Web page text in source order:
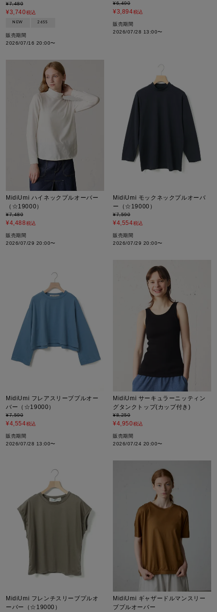
¥7,480
¥3,740税込
NEW 26SS
販売期間
2026/07/16 20:00〜
¥6,490
¥3,894税込
販売期間
2026/07/28 13:00〜
MidiUmi ハイネックプルオーバー
（☆19000）
¥7,480
¥4,488税込
販売期間
2026/07/29 20:00〜
MidiUmi モックネックプルオーバ
ー（☆19000）
¥7,590
¥4,554税込
販売期間
2026/07/29 20:00〜
MidiUmi フレアスリーブプルオー
バー（☆19000）
¥7,590
¥4,554税込
販売期間
2026/07/28 13:00〜
MidiUmi サーキュラーニッティン
グタンクトップ(カップ付き)
¥8,250
¥4,950税込
販売期間
2026/07/24 20:00〜
MidiUmi フレンチスリーブプルオ
ーバー（☆19000）
MidiUmi ギャザードルマンスリー
ブプルオーバー